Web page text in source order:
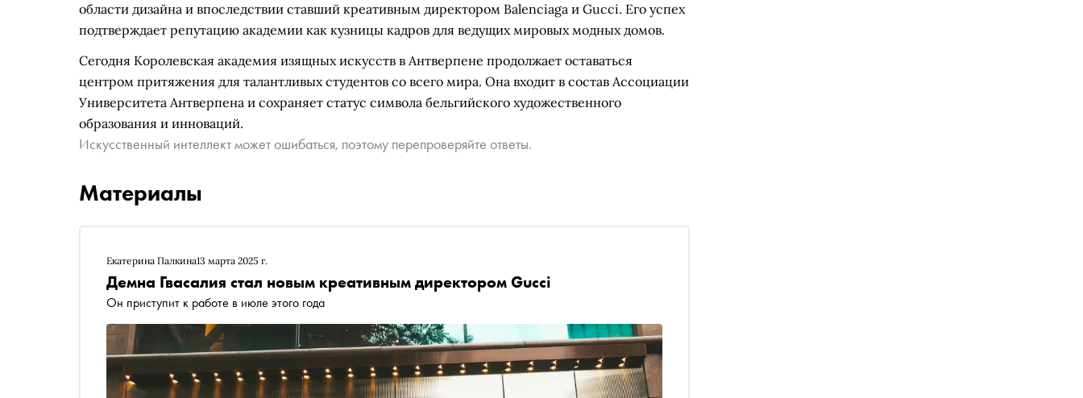
области дизайна и впоследствии ставший креативным директором Balenciaga и Gucci. Его успех
подтверждает репутацию академии как кузницы кадров для ведущих мировых модных домов.
Сегодня Королевская академия изящных искусств в Антверпене продолжает оставаться
центром притяжения для талантливых студентов со всего мира. Она входит в состав Ассоциации
Университета Антверпена и сохраняет статус символа бельгийского художественного
образования и инноваций.
Искусственный интеллект может ошибаться, поэтому перепроверяйте ответы.
Материалы
Екатерина Палкина13 марта 2025 г.
Демна Гвасалия стал новым креативным директором Gucci
Он приступит к работе в июле этого года